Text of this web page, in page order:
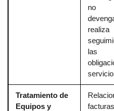
no
realiza
las
Tratamiento de
Equipos y